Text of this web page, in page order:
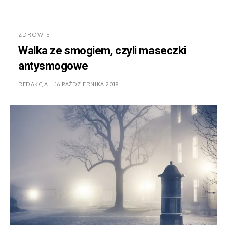
ZDROWIE
Walka ze smogiem, czyli maseczki
antysmogowe
REDAKCJA 16 PAŹDZIERNIKA 2018